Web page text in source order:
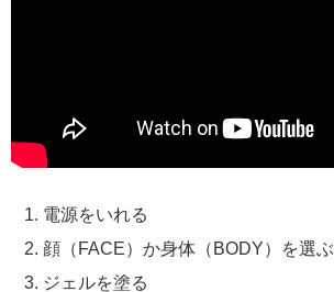
電源をいれる
顔（FACE）か身体（BODY）を選ぶ
ジェルを塗る